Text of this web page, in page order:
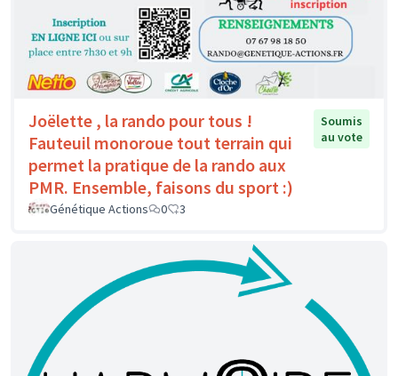
Joëlette , la rando pour tous !
Fauteuil monoroue tout terrain qui
permet la pratique de la rando aux
PMR. Ensemble, faisons du sport :)
Soumis
au vote
Génétique Actions 0 3